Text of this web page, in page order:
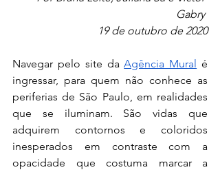
Gabry
19 de outubro de 2020
Navegar pelo site da Agência Mural é
ingressar, para quem não conhece as
periferias de São Paulo, em realidades
que se iluminam. São vidas que
adquirem contornos e coloridos
inesperados em contraste com a
opacidade que costuma marcar a